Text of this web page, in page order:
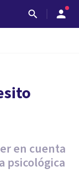
en cuenta
psicológica